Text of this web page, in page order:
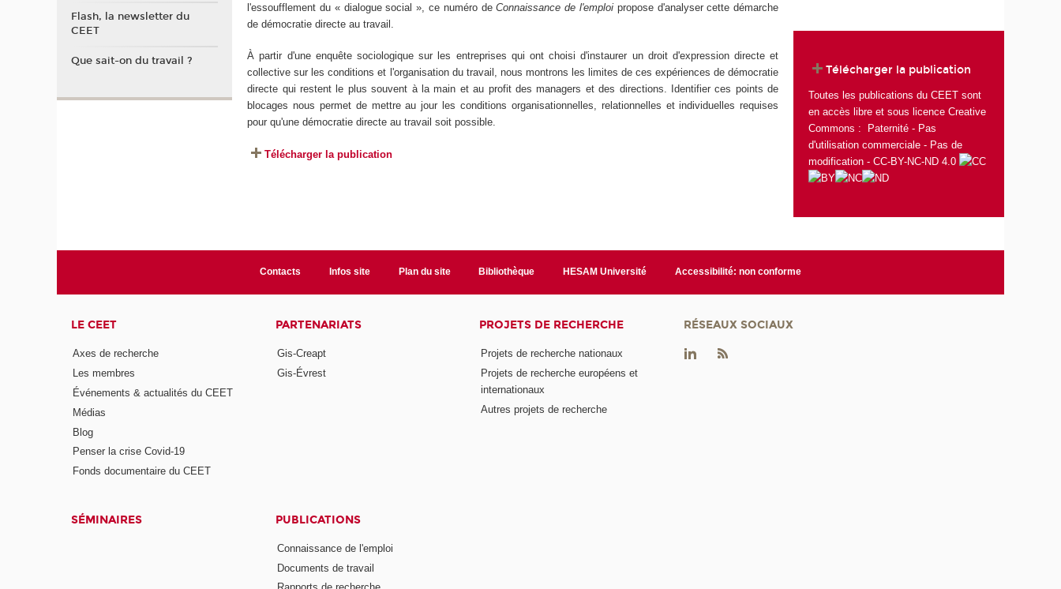
l'essoufflement du « dialogue social », ce numéro deConnaissance de l'emploi propose d'analyser cette démarche
de démocratie directe au travail.
À partir d'une enquête sociologique sur les entreprises qui ont choisi d'instaurer un droit d'expression directe et
collective sur les conditions et l'organisation du travail, nous montrons les limites de ces expériences de démocratie
directe qui restent le plus souvent à la main et au profit des managers et des directions. Identifier ces points de
blocages nous permet de mettre au jour les conditions organisationnelles, relationnelles et individuelles requises
pour qu'une démocratie directe au travail soit possible.
Télécharger la publication
Télécharger la publication
Toutes les publications du CEET sont
en accès libre et sous licence Creative
Commons : Paternité - Pas
d'utilisation commerciale - Pas de
modification - CC-BY-NC-ND 4.0
Flash, la newsletter du
CEET
Que sait-on du travail ?
Contacts Infos site Plan du site Bibliothèque HESAM Université Accessibilité: non conforme
LE CEET
Axes de recherche
Les membres
Événements & actualités du CEET
Médias
Blog
Penser la crise Covid-19
Fonds documentaire du CEET
PARTENARIATS
Gis-Creapt
Gis-Évrest
PROJETS DE RECHERCHE
Projets de recherche nationaux
Projets de recherche européens et
internationaux
Autres projets de recherche
SÉMINAIRES PUBLICATIONS
Connaissance de l'emploi
Documents de travail
RÉSEAUX SOCIAUX